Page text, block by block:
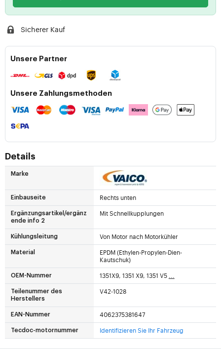
Sicherer Kauf
Unsere Partner
Unsere Zahlungsmethoden
Details
Marke
Einbauseite Rechts unten
Ergänzungsartikel/ergänz
ende info 2
Mit Schnellkupplungen
Kühlungsleitung Von Motor nach Motorkühler
Material
EPDM (Ethylen-Propylen-Dien-
Kautschuk)
OEM-Nummer 1351X9, 1351 X9, 1351 V5 ...
Teilenummer des
Herstellers
V42-1028
EAN-Nummer 4062375381647
Tecdoc-motornummer Identifizieren Sie Ihr Fahrzeug